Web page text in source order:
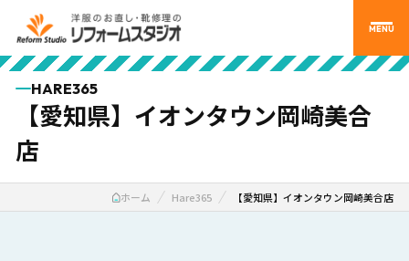
MENU
HARE365
【愛知県】イオンタウン岡崎美合
店
ホーム Hare365 【愛知県】イオンタウン岡崎美合店